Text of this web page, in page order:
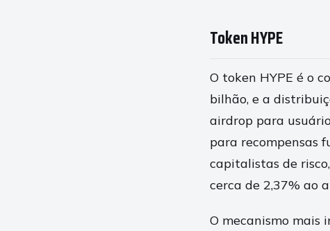
Token HYPE
O token HYPE é o
bilhão, e a
airdrop para
para recompensas
capitalistas de
cerca de 2,37% ao
O mecanismo mais